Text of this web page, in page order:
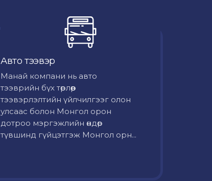
Авто тээвэр
Mанай компани нь авто
тээврийн бүх төрлөөр
тээвэрлэлтийн үйлчилгээг олон
улсаас болон Монгол орон
дотроо мэргэжлийн өндөр
түвшинд гүйцэтгэж Монгол орн...